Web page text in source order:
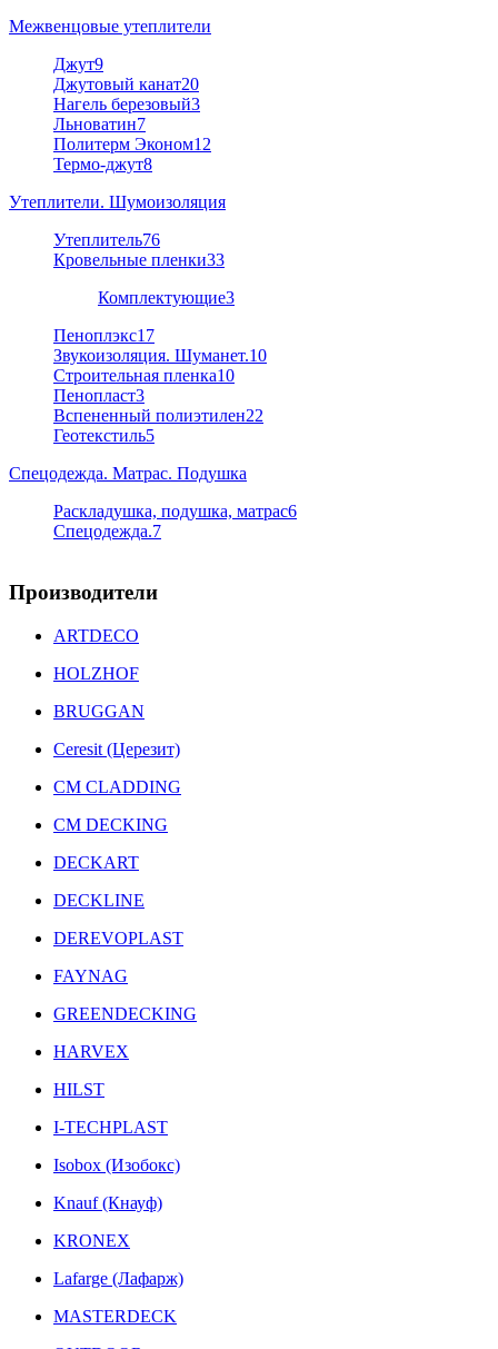
Межвенцовые утеплители
Джут9
Джутовый канат20
Нагель березовый3
Льноватин7
Политерм Эконом12
Термо-джут8
Утеплители. Шумоизоляция
Утеплитель76
Кровельные пленки33
Комплектующие3
Пеноплэкс17
Звукоизоляция. Шуманет.10
Строительная пленка10
Пенопласт3
Вспененный полиэтилен22
Геотекстиль5
Спецодежда. Матрас. Подушка
Раскладушка, подушка, матрас6
Спецодежда.7
Производители
ARTDECO
HOLZHOF
BRUGGAN
Ceresit (Церезит)
CM CLADDING
CM DECKING
DECKART
DECKLINE
DEREVOPLAST
FAYNAG
GREENDECKING
HARVEX
HILST
I-TECHPLAST
Isobox (Изобокс)
Knauf (Кнауф)
KRONEX
Lafarge (Лафарж)
MASTERDECK